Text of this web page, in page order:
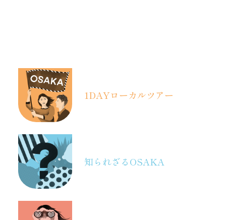
1DAYローカルツアー
知られざるOSAKA